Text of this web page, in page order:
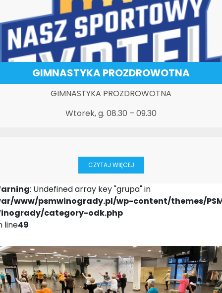
GIMNASTYKA PROZDROWOTNA
GIMNASTYKA PROZDROWOTNA
Wtorek, g. 08.30 – 09.30
CZYTAJ WIĘCEJ
: Undefined array key "grupa" in
www/psmwinogrady.pl/wp-content/themes/
category-odk.php
line49